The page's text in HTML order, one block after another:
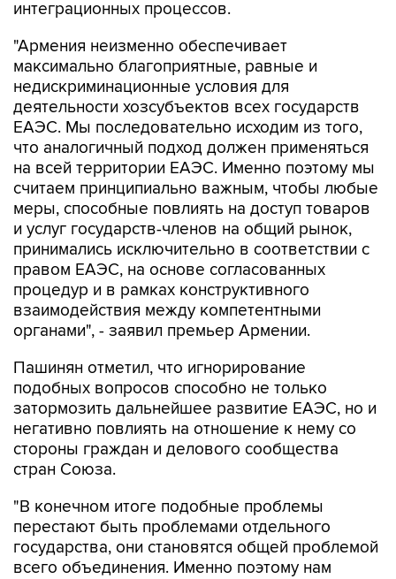
интеграционных процессов.
"Армения неизменно обеспечивает
максимально благоприятные, равные и
недискриминационные условия для
деятельности хозсубъектов всех государств
ЕАЭС. Мы последовательно исходим из того,
что аналогичный подход должен применяться
на всей территории ЕАЭС. Именно поэтому мы
считаем принципиально важным, чтобы любые
меры, способные повлиять на доступ товаров
и услуг государств-членов на общий рынок,
принимались исключительно в соответствии с
правом ЕАЭС, на основе согласованных
процедур и в рамках конструктивного
взаимодействия между компетентными
органами", - заявил премьер Армении.
Пашинян отметил, что игнорирование
подобных вопросов способно не только
затормозить дальнейшее развитие ЕАЭС, но и
негативно повлиять на отношение к нему со
стороны граждан и делового сообщества
стран Союза.
"В конечном итоге подобные проблемы
перестают быть проблемами отдельного
государства, они становятся общей проблемой
всего объединения. Именно поэтому нам